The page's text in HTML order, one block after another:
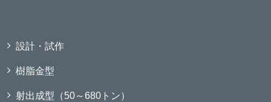
設計・試作
樹脂金型
射出成型（50～680トン）